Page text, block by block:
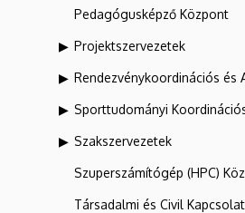
Pedagógusképző Központ
Projektszervezetek
Rendezvénykoordinációs és
Sporttudományi
Szakszervezetek
Szuperszámítógép (HPC)
Társadalmi és Civil